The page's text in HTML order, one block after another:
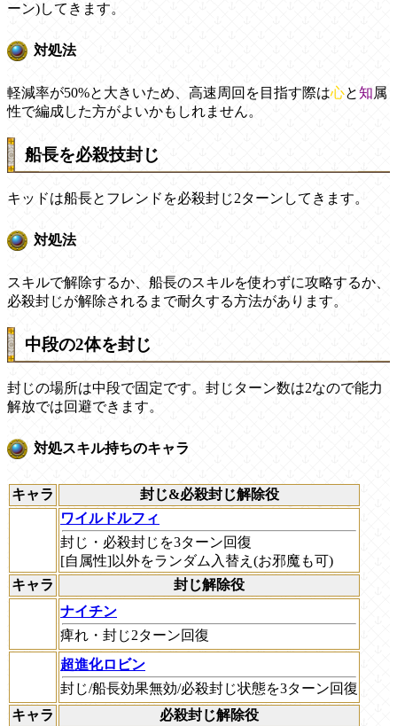
ーン)してきます。
対処法
軽減率が50%と大きいため、高速周回を目指す際は心と知属
性で編成した方がよいかもしれません。
船長を必殺技封じ
キッドは船長とフレンドを必殺封じ2ターンしてきます。
対処法
スキルで解除するか、船長のスキルを使わずに攻略するか、
必殺封じが解除されるまで耐久する方法があります。
中段の2体を封じ
封じの場所は中段で固定です。封じターン数は2なので能力
解放では回避できます。
対処スキル持ちのキャラ
キャラ
封じ&必殺封じ解除役
ワイルドルフィ
封じ・必殺封じを3ターン回復
[自属性]以外をランダム入替え(お邪魔も可)
キャラ
封じ解除役
ナイチン
痺れ・封じ2ターン回復
超進化ロビン
封じ/船長効果無効/必殺封じ状態を3ターン回復
キャラ
必殺封じ解除役